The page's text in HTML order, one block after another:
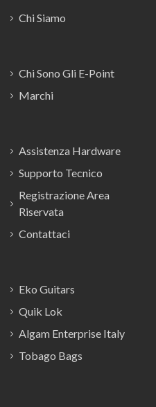
Chi Siamo
Chi Sono Gli E-Point
Marchi
Assistenza Hardware
Supporto Tecnico
Registrazione Area
Riservata
Contattaci
Eko Guitars
Quik Lok
Algam Enterprise Italy
Tobago Bags